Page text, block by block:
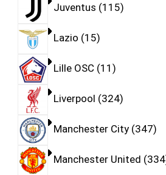
Juventus 115
Lazio 15
Lille OSC 11
Liverpool 324
Manchester City 347
Manchester United 334